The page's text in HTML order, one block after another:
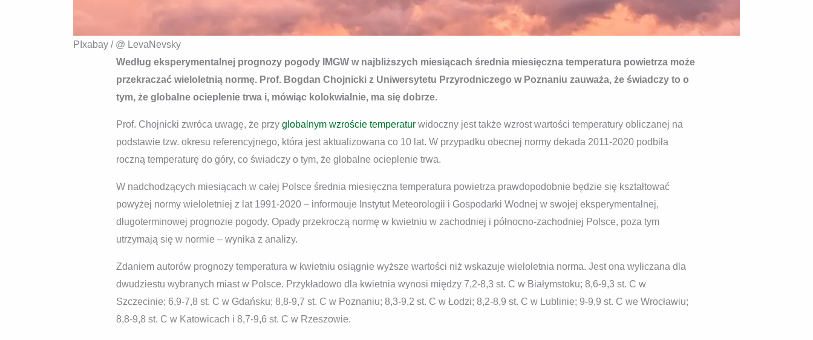
PIxabay / @ LevaNevsky
Według eksperymentalnej prognozy pogody IMGW w najbliższych miesiącach średnia miesięczna temperatura powietrza może
przekraczać wieloletnią normę. Prof. Bogdan Chojnicki z Uniwersytetu Przyrodniczego w Poznaniu zauważa, że świadczy to o
tym, że globalne ocieplenie trwa i, mówiąc kolokwialnie, ma się dobrze.
Prof. Chojnicki zwróca uwagę, że przy globalnym wzroście temperatur widoczny jest także wzrost wartości temperatury obliczanej na
podstawie tzw. okresu referencyjnego, która jest aktualizowana co 10 lat. W przypadku obecnej normy dekada 2011-2020 podbiła
roczną temperaturę do góry, co świadczy o tym, że globalne ocieplenie trwa.
W nadchodzących miesiącach w całej Polsce średnia miesięczna temperatura powietrza prawdopodobnie będzie się kształtować
powyżej normy wieloletniej z lat 1991-2020 – informouje Instytut Meteorologii i Gospodarki Wodnej w swojej eksperymentalnej,
długoterminowej prognozie pogody. Opady przekroczą normę w kwietniu w zachodniej i północno-zachodniej Polsce, poza tym
utrzymają się w normie – wynika z analizy.
Zdaniem autorów prognozy temperatura w kwietniu osiągnie wyższe wartości niż wskazuje wieloletnia norma. Jest ona wyliczana dla
dwudziestu wybranych miast w Polsce. Przykładowo dla kwietnia wynosi między 7,2-8,3 st. C w Białymstoku; 8,6-9,3 st. C w
Szczecinie; 6,9-7,8 st. C w Gdańsku; 8,8-9,7 st. C w Poznaniu; 8,3-9,2 st. C w Łodzi; 8,2-8,9 st. C w Lublinie; 9-9,9 st. C we Wrocławiu;
8,8-9,8 st. C w Katowicach i 8,7-9,6 st. C w Rzeszowie.